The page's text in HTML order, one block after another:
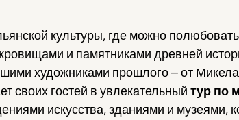
культуры, где можно
и памятниками древней
художниками прошлого – от
своих гостей в увлекательный тур по
искусства, зданиями и музеями,